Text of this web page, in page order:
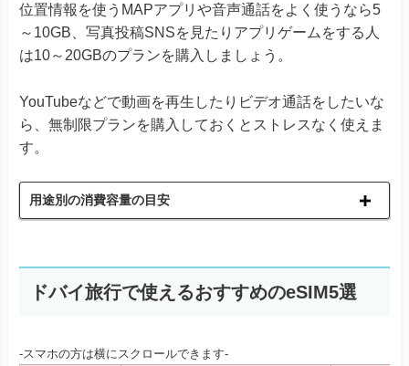
位置情報を使うMAPアプリや音声通話をよく使うなら5
～10GB、写真投稿SNSを見たりアプリゲームをする人
は10～20GBのプランを購入しましょう。
YouTubeなどで動画を再生したりビデオ通話をしたいな
ら、無制限プランを購入しておくとストレスなく使えま
す。
用途別の消費容量の目安
ドバイ旅行で使えるおすすめのeSIM5選
-スマホの方は横にスクロールできます-